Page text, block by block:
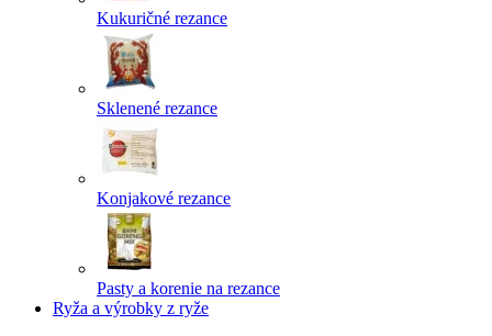
Kukuričné rezance
Sklenené rezance
Konjakové rezance
Pasty a korenie na rezance
Ryža a výrobky z ryže